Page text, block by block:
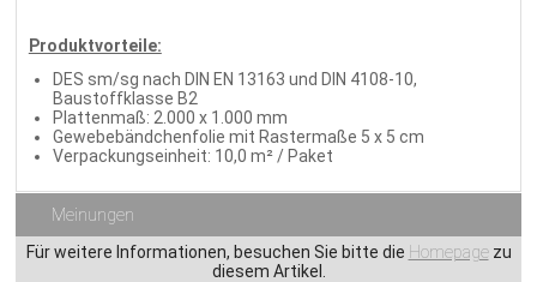
Produktvorteile:
DES sm/sg nach DIN EN 13163 und DIN 4108-10,
Baustoffklasse B2
Plattenmaß: 2.000 x 1.000 mm
Gewebebändchenfolie mit Rastermaße 5 x 5 cm
Verpackungseinheit: 10,0 m² / Paket
Meinungen
Für weitere Informationen, besuchen Sie bitte die Homepagezu
diesem Artikel.